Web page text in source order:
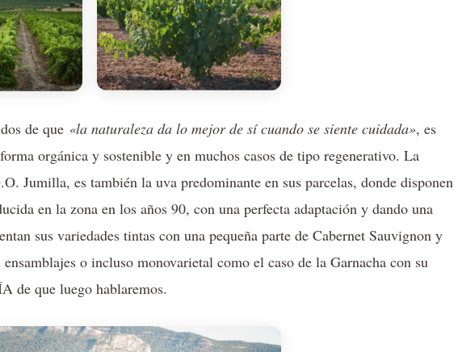
de que «la naturaleza da lo mejor de sí cuando se siente cuidada», es
orgánica y sostenible y en muchos casos de tipo regenerativo. La
Jumilla, es también la uva predominante en sus parcelas, donde disponen
en la zona en los años 90, con una perfecta adaptación y dando una
sus variedades tintas con una pequeña parte de Cabernet Sauvignon y
o incluso monovarietal como el caso de la Garnacha con su
de que luego hablaremos.